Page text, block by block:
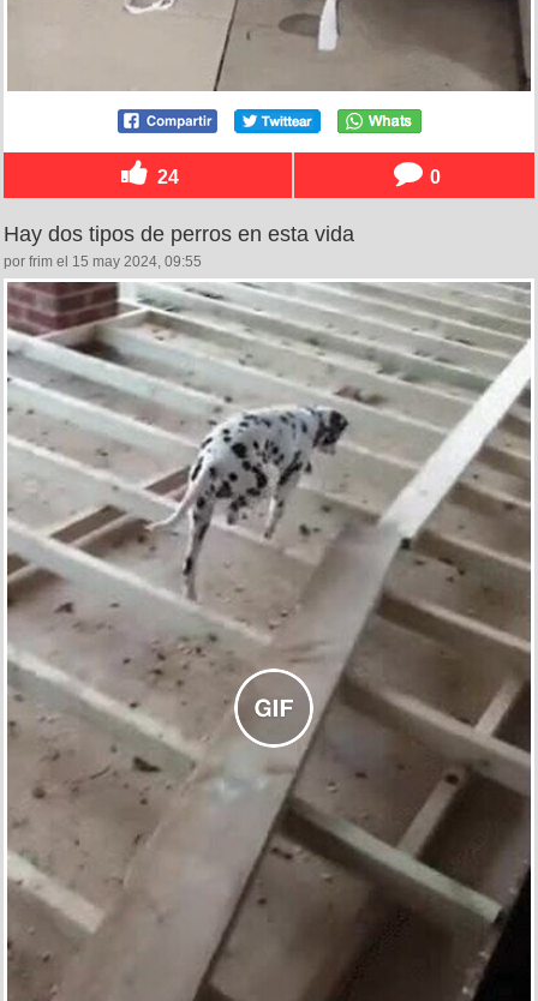
24 0
Hay dos tipos de perros en esta vida
por frim el 15 may 2024, 09:55